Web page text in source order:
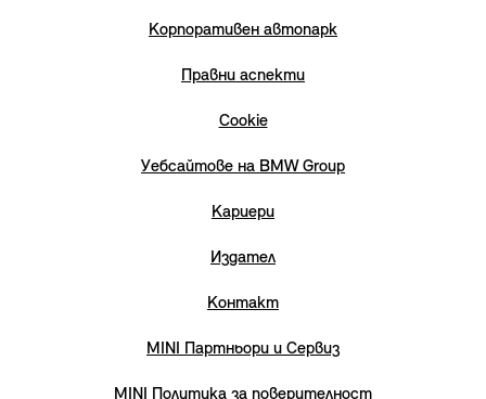
Корпоративен автопарк
Правни аспекти
Cookie
Уебсайтове на BMW Group
Кариери
Издател
Контакт
MINI Партньори и Сервиз
MINI Политика за поверителност